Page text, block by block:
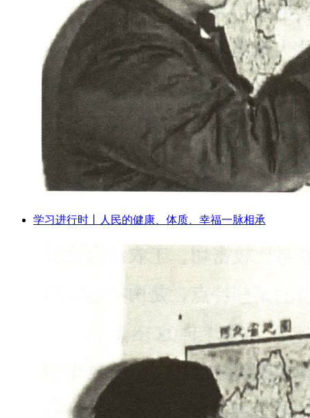
学习进行时丨人民的健康、体质、幸福一脉相承